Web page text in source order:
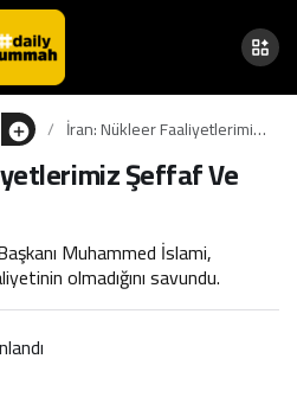
İran: Nükleer Faaliyetlerimiz
Şeffaf Ve BarışçılŞeffaf Ve
Muhammed İslami,
olmadığını savundu.
0